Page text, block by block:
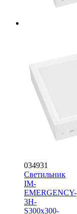
034931
Светильник
IM-
EMERGENCY-
3H-
S300x300-